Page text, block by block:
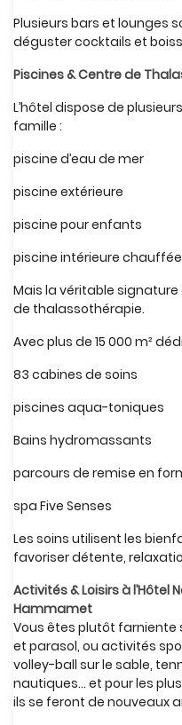
Plusieurs bars et lounges
déguster cocktails et
Piscines & Centre de
L’hôtel dispose de
famille :
piscine d’eau de mer
piscine extérieure
piscine pour enfants
piscine intérieure chauffée
Mais la véritable
de thalassothérapie.
Avec plus de 15 000 m²
83 cabines de soins
piscines aqua-toniques
Bains hydromassants
parcours de remise en
spa Five Senses
Les soins utilisent les
favoriser détente,
Activités & Loisirs à l’Hôtel
Hammamet
Vous êtes plutôt farniente
et parasol, ou activités
volley-ball sur le sable,
nautiques… et pour les
ils se feront de nouveaux